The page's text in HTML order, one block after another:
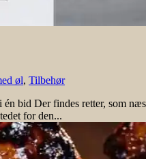
øl, Tilbehør
én bid Der findes retter, som
for den...